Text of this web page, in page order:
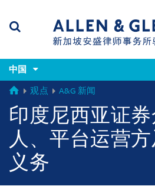
(accesskey
s)
x)
Search
中国
GLOBAL
观点 A&G 新闻
印度尼西亚证
人、平台运营方
义务